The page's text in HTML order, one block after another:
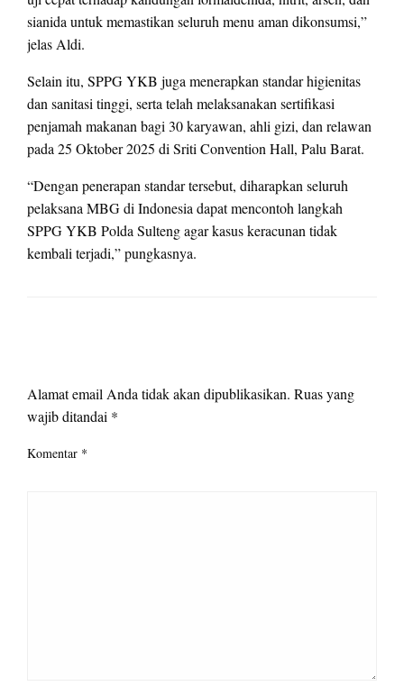
sianida untuk memastikan seluruh menu aman dikonsumsi,”
jelas Aldi.
Selain itu, SPPG YKB juga menerapkan standar higienitas
dan sanitasi tinggi, serta telah melaksanakan sertifikasi
penjamah makanan bagi 30 karyawan, ahli gizi, dan relawan
pada 25 Oktober 2025 di Sriti Convention Hall, Palu Barat.
“Dengan penerapan standar tersebut, diharapkan seluruh
pelaksana MBG di Indonesia dapat mencontoh langkah
SPPG YKB Polda Sulteng agar kasus keracunan tidak
kembali terjadi,” pungkasnya.
Alamat email Anda tidak akan dipublikasikan. Ruas yang
wajib ditandai *
Komentar *